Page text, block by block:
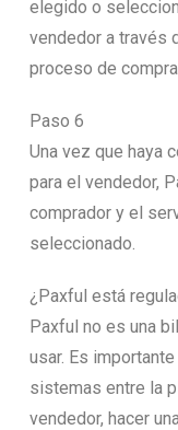
elegido o
vendedor a través
proceso de
Paso 6
Una vez que haya
para el vendedor,
comprador y el
seleccionado.
¿Paxful está
Paxful no es una
usar. Es
sistemas entre la
vendedor, hacer